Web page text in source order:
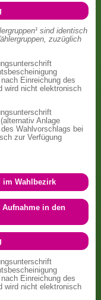
sind identisch
zuzüglich
Einreichung des
wird nicht elektronisch
Anlage
Wahlvorschlags bei
zur Verfügung
im Wahlbezirk
in den
Einreichung des
wird nicht elektronisch